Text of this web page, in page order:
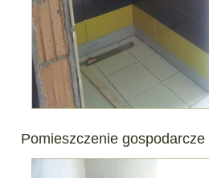
Pomieszczenie gospodarcze